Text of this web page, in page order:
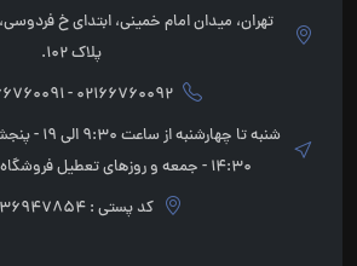
پلاک 102.
02166760092 - 02166760091
14:30 - جمعه و روزهای تعطیل فروشگاه تعطیل می باشد.
کد پستی : 1136947854